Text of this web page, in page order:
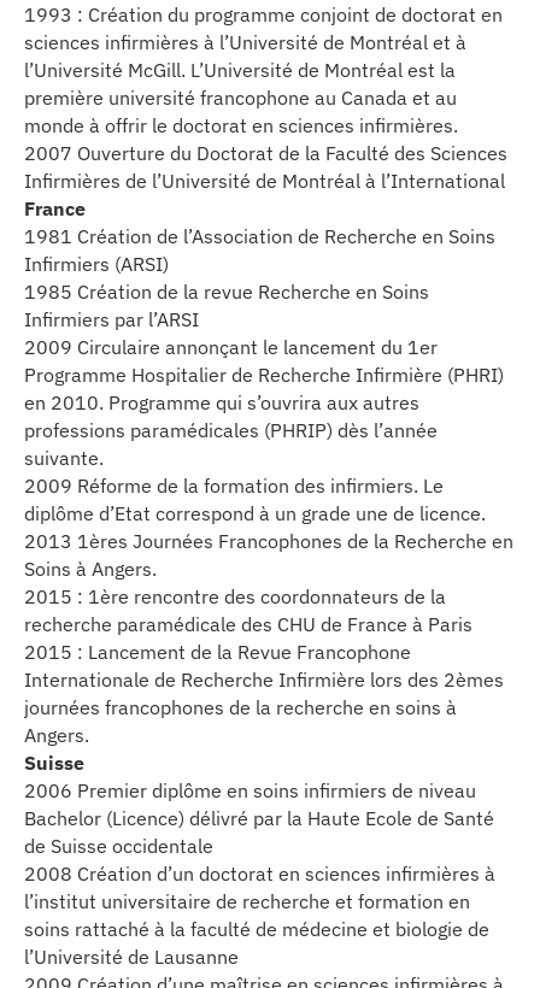
1993 : Création du programme conjoint de doctorat en
sciences infirmières à l’Université de Montréal et à
l’Université McGill. L’Université de Montréal est la
première université francophone au Canada et au
monde à offrir le doctorat en sciences infirmières.
2007 Ouverture du Doctorat de la Faculté des Sciences
Infirmières de l’Université de Montréal à l’International
France
1981 Création de l’Association de Recherche en Soins
Infirmiers (ARSI)
1985 Création de la revue Recherche en Soins
Infirmiers par l’ARSI
2009 Circulaire annonçant le lancement du 1er
Programme Hospitalier de Recherche Infirmière (PHRI)
en 2010. Programme qui s’ouvrira aux autres
professions paramédicales (PHRIP) dès l’année
suivante.
2009 Réforme de la formation des infirmiers. Le
diplôme d’Etat correspond à un grade une de licence.
2013 1ères Journées Francophones de la Recherche en
Soins à Angers.
2015 : 1ère rencontre des coordonnateurs de la
recherche paramédicale des CHU de France à Paris
2015 : Lancement de la Revue Francophone
Internationale de Recherche Infirmière lors des 2èmes
journées francophones de la recherche en soins à
Angers.
Suisse
2006 Premier diplôme en soins infirmiers de niveau
Bachelor (Licence) délivré par la Haute Ecole de Santé
de Suisse occidentale
2008 Création d’un doctorat en sciences infirmières à
l’institut universitaire de recherche et formation en
soins rattaché à la faculté de médecine et biologie de
l’Université de Lausanne